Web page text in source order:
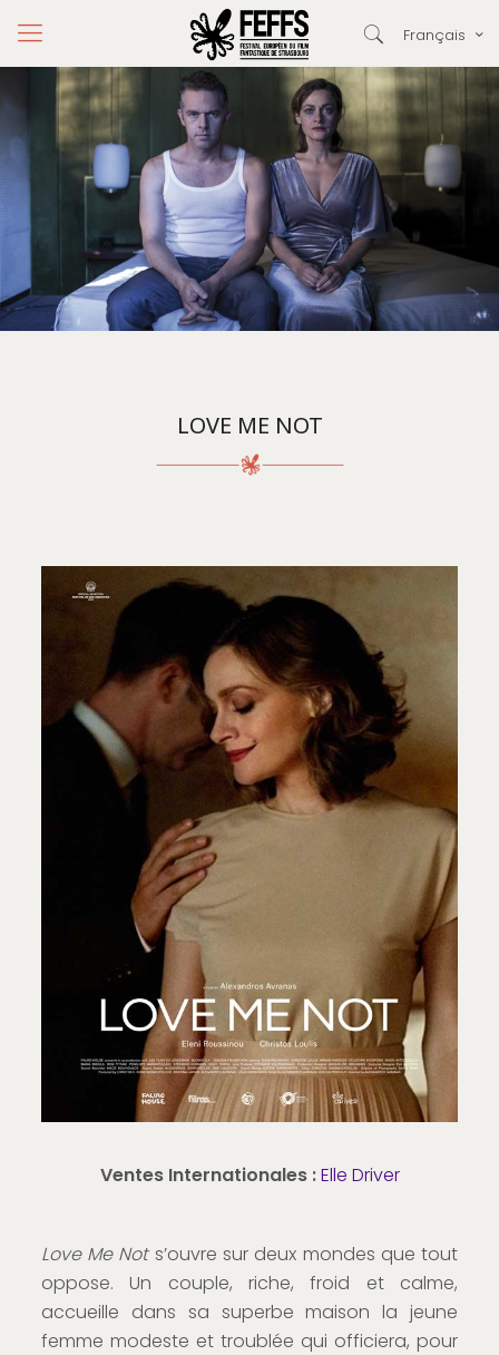
Français
LOVE ME NOT
Ventes Internationales :Elle Driver
Love Me Nots’ouvre sur deux mondes que tout
oppose. Un couple, riche, froid et calme,
accueille dans sa superbe maison la jeune
femme modeste et troublée qui officiera, pour